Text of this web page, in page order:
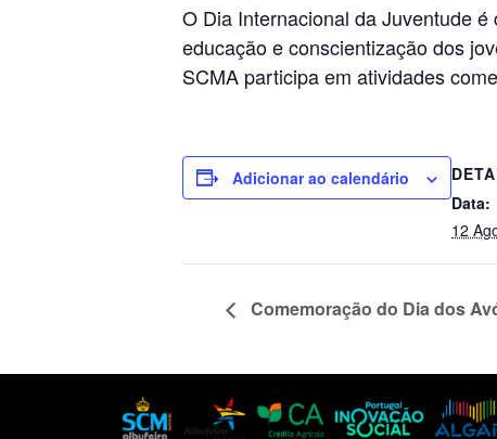
O Dia Internacional da Juventude
educação e conscientização dos
SCMA participa em atividades
Adicionar ao calendário
Data:
12
Comemoração do Dia dos